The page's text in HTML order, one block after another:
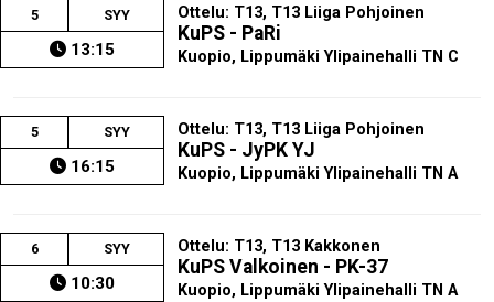
5 SYY
13:15
Ottelu: T13, T13 Liiga Pohjoinen
KuPS - PaRi
Kuopio, Lippumäki Ylipainehalli TN C
5 SYY
16:15
Ottelu: T13, T13 Liiga Pohjoinen
KuPS - JyPK YJ
Kuopio, Lippumäki Ylipainehalli TN A
6 SYY
10:30
Ottelu: T13, T13 Kakkonen
KuPS Valkoinen - PK-37
Kuopio, Lippumäki Ylipainehalli TN A